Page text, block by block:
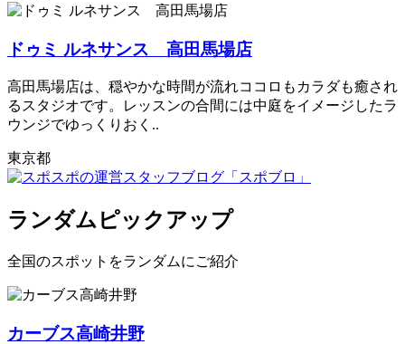
ドゥミ ルネサンス 高田馬場店
高田馬場店は、穏やかな時間が流れココロもカラダも癒され
るスタジオです。レッスンの合間には中庭をイメージしたラ
ウンジでゆっくりおく..
東京都
ランダムピックアップ
全国のスポットをランダムにご紹介
カーブス高崎井野